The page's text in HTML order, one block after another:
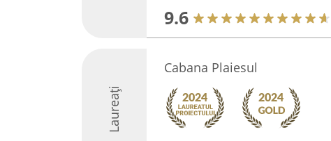
9.6
Laureați
Cabana Plaiesul